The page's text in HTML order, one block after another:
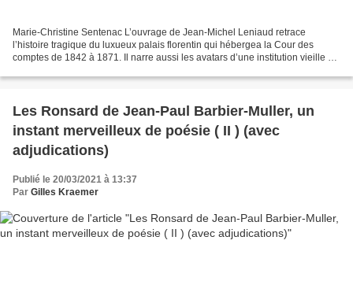
Marie-Christine Sentenac L’ouvrage de Jean-Michel Leniaud retrace
l’histoire tragique du luxueux palais florentin qui hébergea la Cour des
comptes de 1842 à 1871. Il narre aussi les avatars d’une institution vieille de
Les Ronsard de Jean-Paul Barbier-Muller, un
instant merveilleux de poésie ( II ) (avec
adjudications)
Publié le 20/03/2021 à 13:37
Par Gilles Kraemer